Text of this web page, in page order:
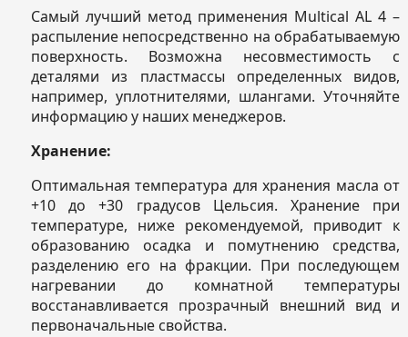
Самый лучший метод применения Multical AL 4 –
распыление непосредственно на обрабатываемую
поверхность. Возможна несовместимость с
деталями из пластмассы определенных видов,
например, уплотнителями, шлангами. Уточняйте
информацию у наших менеджеров.
Хранение:
Оптимальная температура для хранения масла от
+10 до +30 градусов Цельсия. Хранение при
температуре, ниже рекомендуемой, приводит к
образованию осадка и помутнению средства,
разделению его на фракции. При последующем
нагревании до комнатной температуры
восстанавливается прозрачный внешний вид и
первоначальные свойства.